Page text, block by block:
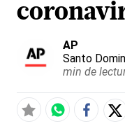
AP
Santo
min de